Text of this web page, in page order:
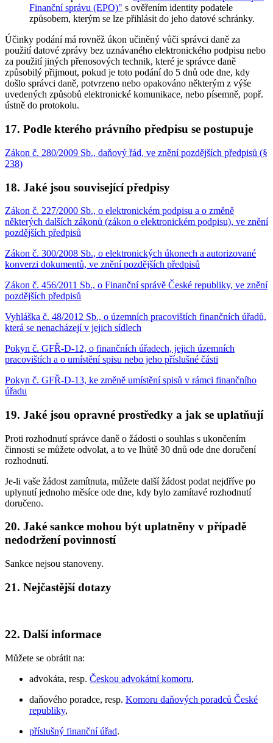
Finanční správu (EPO)" s ověřením identity podatele
způsobem, kterým se lze přihlásit do jeho datové schránky.
Účinky podání má rovněž úkon učiněný vůči správci daně za
použití datové zprávy bez uznávaného elektronického podpisu nebo
za použití jiných přenosových technik, které je správce daně
způsobilý přijmout, pokud je toto podání do 5 dnů ode dne, kdy
došlo správci daně, potvrzeno nebo opakováno některým z výše
uvedených způsobů elektronické komunikace, nebo písemně, popř.
ústně do protokolu.
17. Podle kterého právního předpisu se postupuje
Zákon č. 280/2009 Sb., daňový řád, ve znění pozdějších předpisů (§
238)
18. Jaké jsou související předpisy
Zákon č. 227/2000 Sb., o elektronickém podpisu a o změně
některých dalších zákonů (zákon o elektronickém podpisu), ve znění
pozdějších předpisů
Zákon č. 300/2008 Sb., o elektronických úkonech a autorizované
konverzi dokumentů, ve znění pozdějších předpisů
Zákon č. 456/2011 Sb., o Finanční správě České republiky, ve znění
pozdějších předpisů
Vyhláška č. 48/2012 Sb., o územních pracovištích finančních úřadů,
která se nenacházejí v jejich sídlech
Pokyn č. GFŘ-D-12, o finančních úřadech, jejich územních
pracovištích a o umístění spisu nebo jeho příslušné části
Pokyn č. GFŘ-D-13, ke změně umístění spisů v rámci finančního
úřadu
19. Jaké jsou opravné prostředky a jak se uplatňují
Proti rozhodnutí správce daně o žádosti o souhlas s ukončením
činnosti se můžete odvolat, a to ve lhůtě 30 dnů ode dne doručení
rozhodnutí.
Je-li vaše žádost zamítnuta, můžete další žádost podat nejdříve po
uplynutí jednoho měsíce ode dne, kdy bylo zamítavé rozhodnutí
doručeno.
20. Jaké sankce mohou být uplatněny v případě
nedodržení povinností
Sankce nejsou stanoveny.
21. Nejčastější dotazy
22. Další informace
Můžete se obrátit na:
advokáta, resp. Českou advokátní komoru,
daňového poradce, resp. Komoru daňových poradců České
republiky,
příslušný finanční úřad.